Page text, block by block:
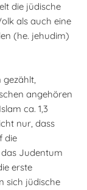
die jüdische
als auch eine
(he. jehudim)
gezählt,
angehören
ca. 1,3
nur, dass
die
Judentum
erste
sich jüdische